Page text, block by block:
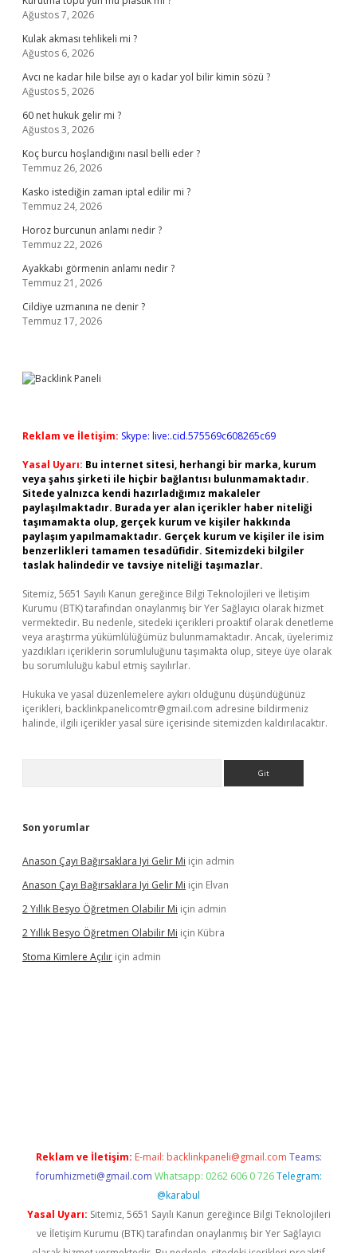
Ağustos 7, 2026
Kulak akması tehlikeli mi ?
Ağustos 6, 2026
Avcı ne kadar hile bilse ayı o kadar yol bilir kimin sözü ?
Ağustos 5, 2026
60 net hukuk gelir mi ?
Ağustos 3, 2026
Koç burcu hoşlandığını nasıl belli eder ?
Temmuz 26, 2026
Kasko istediğin zaman iptal edilir mi ?
Temmuz 24, 2026
Horoz burcunun anlamı nedir ?
Temmuz 22, 2026
Ayakkabı görmenin anlamı nedir ?
Temmuz 21, 2026
Cildiye uzmanına ne denir ?
Temmuz 17, 2026
Reklam ve İletişim: Skype: live:.cid.575569c608265c69
Yasal Uyarı: Bu internet sitesi, herhangi bir marka, kurum
veya şahıs şirketi ile hiçbir bağlantısı bulunmamaktadır.
Sitede yalnızca kendi hazırladığımız makaleler
paylaşılmaktadır. Burada yer alan içerikler haber niteliği
taşımamakta olup, gerçek kurum ve kişiler hakkında
paylaşım yapılmamaktadır. Gerçek kurum ve kişiler ile isim
benzerlikleri tamamen tesadüfidir. Sitemizdeki bilgiler
taslak halindedir ve tavsiye niteliği taşımazlar.
Sitemiz, 5651 Sayılı Kanun gereğince Bilgi Teknolojileri ve İletişim
Kurumu (BTK) tarafından onaylanmış bir Yer Sağlayıcı olarak hizmet
vermektedir. Bu nedenle, sitedeki içerikleri proaktif olarak denetleme
veya araştırma yükümlülüğümüz bulunmamaktadır. Ancak, üyelerimiz
yazdıkları içeriklerin sorumluluğunu taşımakta olup, siteye üye olarak
bu sorumluluğu kabul etmiş sayılırlar.
Hukuka ve yasal düzenlemelere aykırı olduğunu düşündüğünüz
içerikleri, backlinkpanelicomtr@gmail.com adresine bildirmeniz
halinde, ilgili içerikler yasal süre içerisinde sitemizden kaldırılacaktır.
Son yorumlar
Anason Çayı Bağırsaklara Iyi Gelir Mi için admin
Anason Çayı Bağırsaklara Iyi Gelir Mi için Elvan
2 Yıllık Besyo Öğretmen Olabilir Mi için admin
2 Yıllık Besyo Öğretmen Olabilir Mi için Kübra
Stoma Kimlere Açılır için admin
Reklam ve İletişim: E-mail: backlinkpaneli@gmail.com Teams:
forumhizmeti@gmail.com Whatsapp: 0262 606 0 726 Telegram:
@karabul
Yasal Uyarı: Sitemiz, 5651 Sayılı Kanun gereğince Bilgi Teknolojileri
ve İletişim Kurumu (BTK) tarafından onaylanmış bir Yer Sağlayıcı